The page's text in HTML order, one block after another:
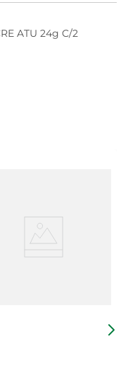
ATU 24g C/2